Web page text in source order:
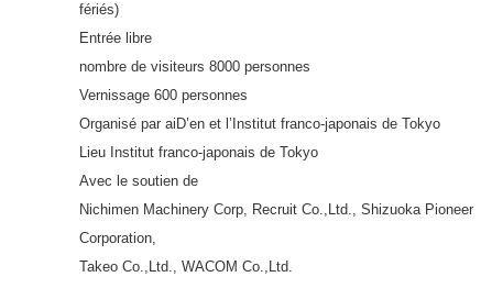
fériés)
Entrée libre
nombre de visiteurs 8000 personnes
Vernissage 600 personnes
Organisé par aiD’en et l’Institut franco-japonais de Tokyo
Lieu Institut franco-japonais de Tokyo
Avec le soutien de
Nichimen Machinery Corp, Recruit Co.,Ltd., Shizuoka Pioneer
Corporation,
Takeo Co.,Ltd., WACOM Co.,Ltd.